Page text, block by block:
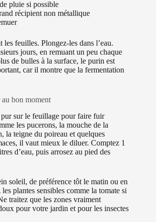
pluie si possible
récipient non métallique
les feuilles. Plongez-les dans l’eau.
jours, en remuant un peu chaque
de bulles à la surface, le purin est
car il montre que la fermentation
bon moment
sur le feuillage pour faire fuir
les pucerons, la mouche de la
la teigne du poireau et quelques
il vaut mieux le diluer. Comptez 1
d’eau, puis arrosez au pied des
soleil, de préférence tôt le matin ou en
plantes sensibles comme la tomate si
traitez que les zones vraiment
pour votre jardin et pour les insectes